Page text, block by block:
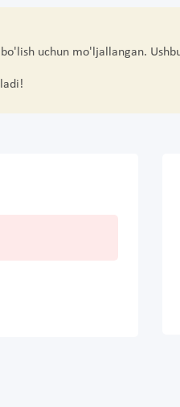
uchun mo'ljallangan.